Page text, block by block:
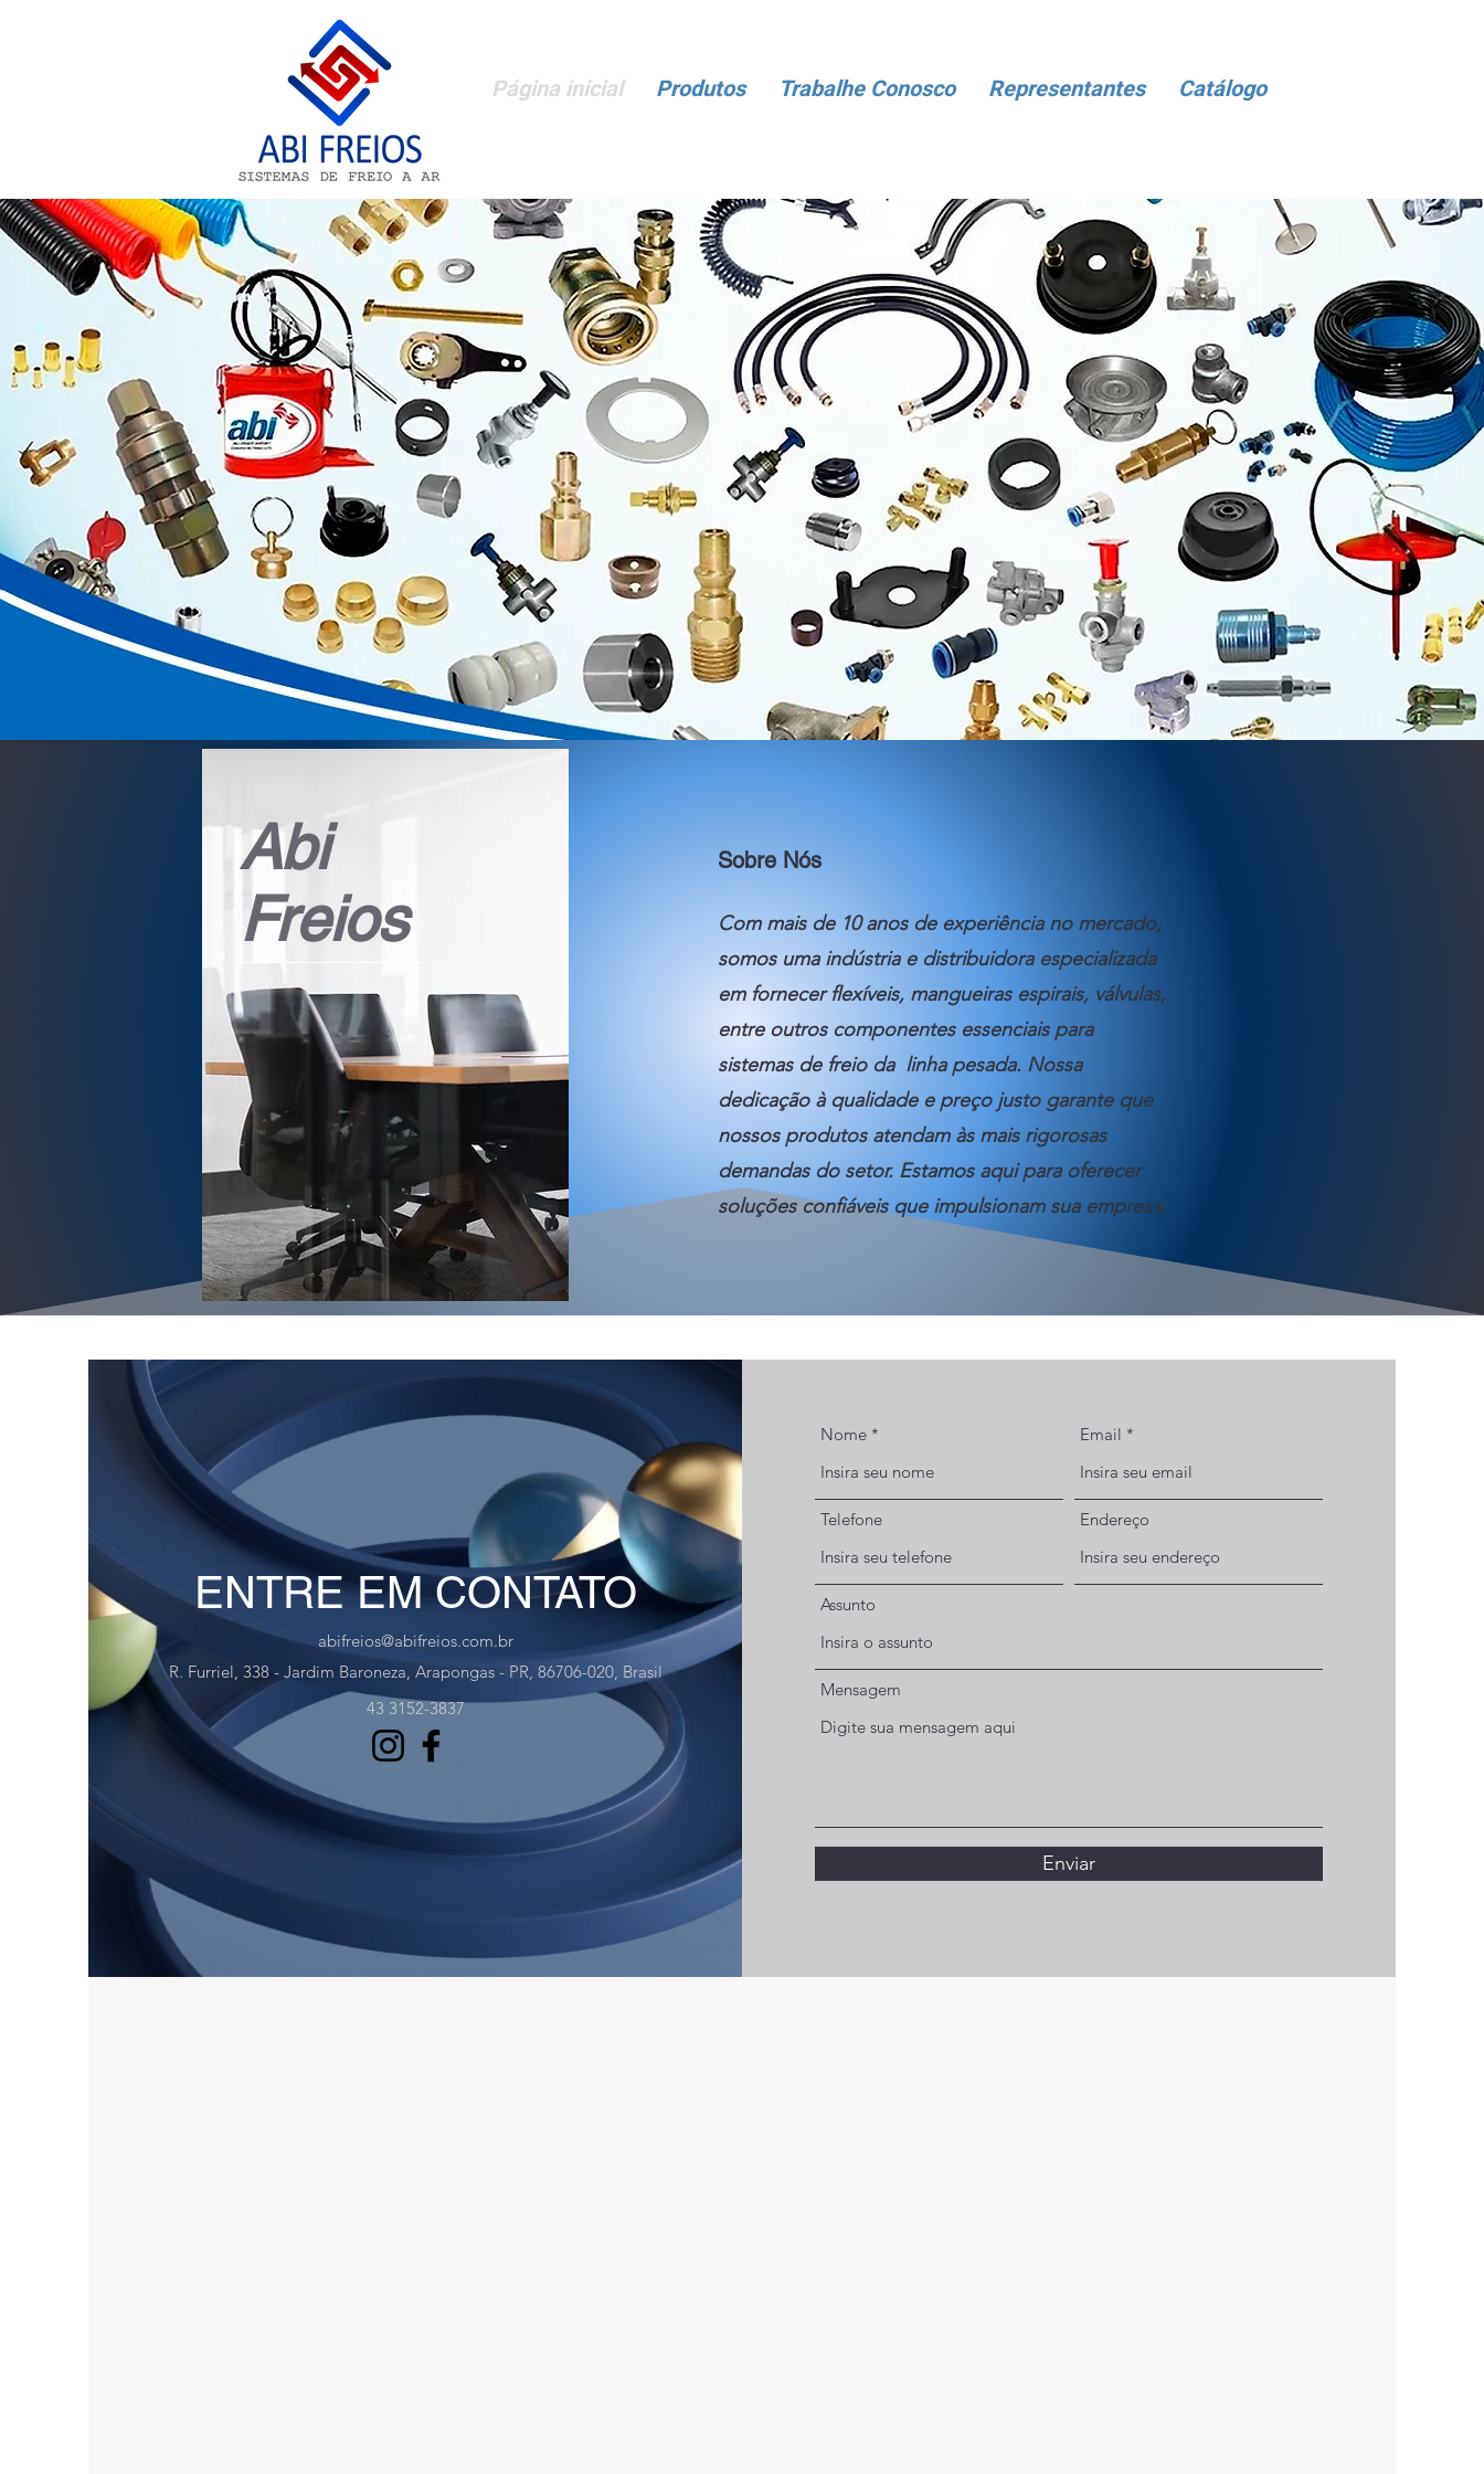
Página inicial Produtos Trabalhe Conosco Representantes Catálogo
Abi
Freios
Sobre Nós
Com mais de 10 anos de experiência no mercado,
somos uma indústria e distribuidora especializada
em fornecer flexíveis, mangueiras espirais, válvulas,
entre outros componentes essenciais para
sistemas de freio da linha pesada. Nossa
dedicação à qualidade e preço justo garante que
nossos produtos atendam às mais rigorosas
demandas do setor. Estamos aqui para oferecer
soluções confiáveis que impulsionam sua empresa.
ENTRE EM CONTATO
abifreios@abifreios.com.br
R. Furriel, 338 - Jardim Baroneza, Arapongas - PR, 86706-020, Brasil
43 3152-3837
Nome Email
Telefone Endereço
Assunto
Mensagem
Enviar